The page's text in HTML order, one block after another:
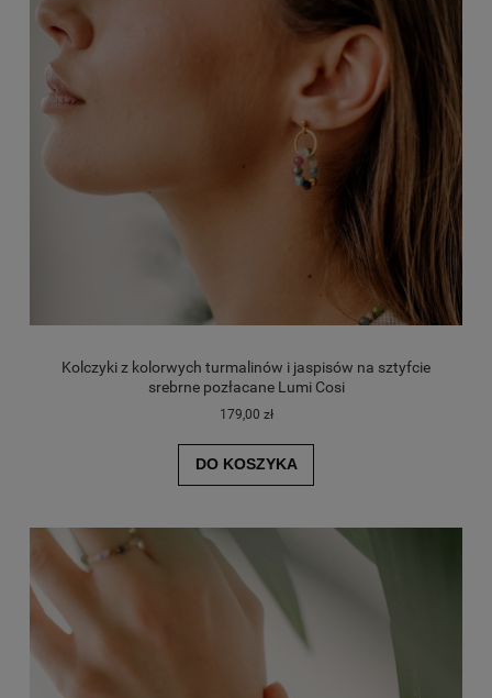
Kolczyki z kolorwych turmalinów i jaspisów na sztyfcie
srebrne pozłacane Lumi Cosi
179,00 zł
DO KOSZYKA